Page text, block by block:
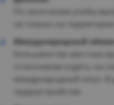
По окончании учебы
не только на
Международный
отличникам ездить на
международный опыт.